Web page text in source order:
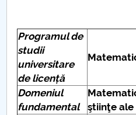
Proiect SU-ETIC
Protection des données
Université pour la
Programul de
studii
universitare
de licență
Domeniul
fundamental
ştiinţe